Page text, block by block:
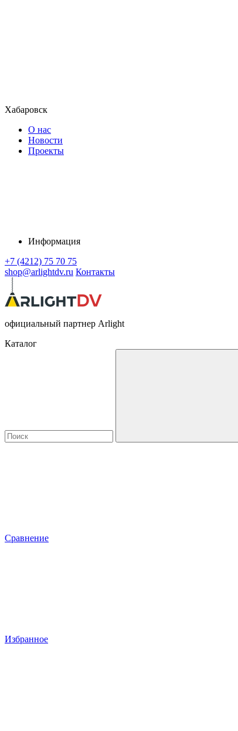
Хабаровск
О нас
Новости
Проекты
Информация
+7 (4212) 75 70 75
shop@arlightdv.ru Контакты
официальный партнер Arlight
Каталог
Сравнение
Избранное